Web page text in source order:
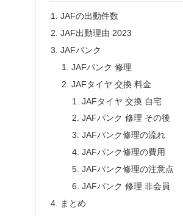
JAFの出動件数
JAF出動理由 2023
JAFパンク
JAFパンク 修理
JAFタイヤ 交換 料金
JAFタイヤ 交換 自宅
JAFパンク 修理 その後
JAFパンク修理の流れ
JAFパンク修理の費用
JAFパンク修理の注意点
JAFパンク 修理 非会員
まとめ